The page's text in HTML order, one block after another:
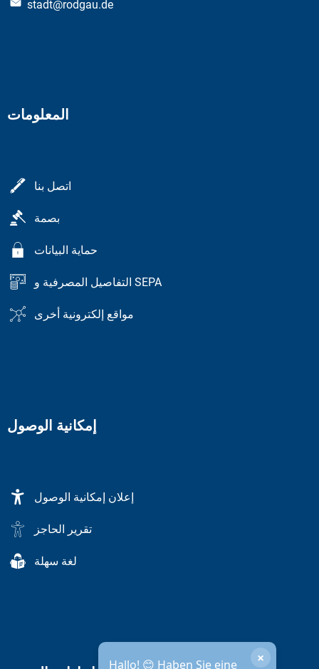
stadt@rodgau.de
المعلومات
اتصل بنا
بصمة
حماية البيانات
التفاصيل المصرفية و SEPA
مواقع إلكترونية أخرى
إمكانية الوصول
إعلان إمكانية الوصول
تقرير الحاجز
لغة سهلة
Hallo! 😊 Haben Sie eine
×